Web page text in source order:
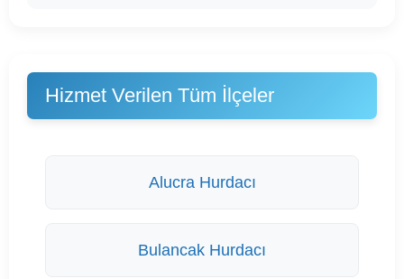
Hizmet Verilen Tüm İlçeler
Alucra Hurdacı
Bulancak Hurdacı